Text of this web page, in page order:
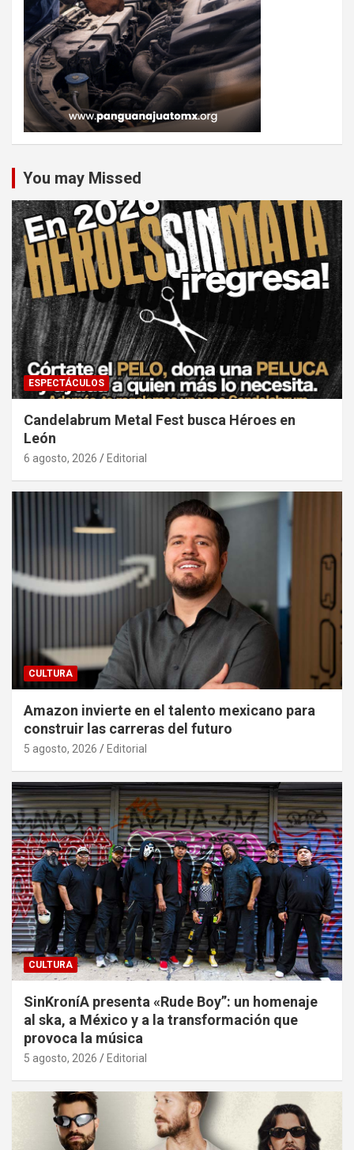
You may Missed
ESPECTÁCULOS
Candelabrum Metal Fest busca Héroes en
León
6 agosto, 2026 Editorial
CULTURA
Amazon invierte en el talento mexicano para
construir las carreras del futuro
5 agosto, 2026 Editorial
CULTURA
SinKroníA presenta «Rude Boy”: un homenaje
al ska, a México y a la transformación que
provoca la música
5 agosto, 2026 Editorial